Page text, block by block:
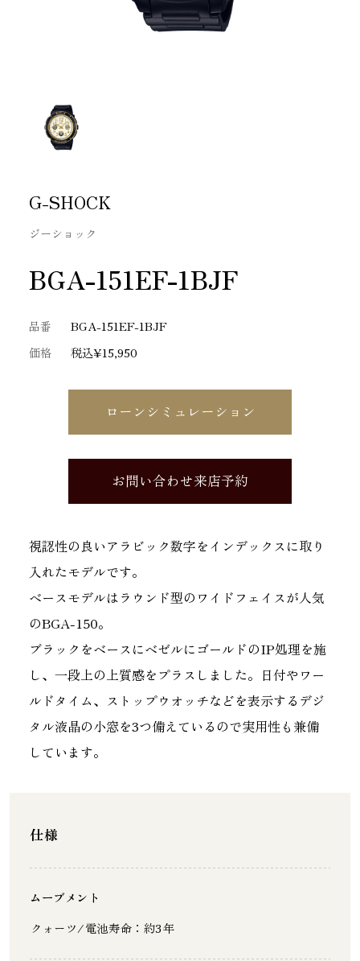
G-SHOCK
ジーショック
BGA-151EF-1BJF
品番
BGA-151EF-1BJF
価格
税込¥15,950
ローンシミュレーション
お問い合わせ来店予約
視認性の良いアラビック数字をインデックスに取り
入れたモデルです。
ベースモデルはラウンド型のワイドフェイスが人気
のBGA-150。
ブラックをベースにベゼルにゴールドのIP処理を施
し、一段上の上質感をプラスしました。日付やワー
ルドタイム、ストップウオッチなどを表示するデジ
タル液晶の小窓を3つ備えているので実用性も兼備
しています。
仕様
ムーブメント
クォーツ/電池寿命：約3年